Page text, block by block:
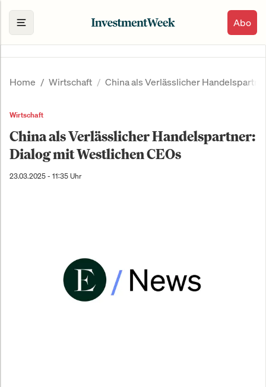
Abo
Home Wirtschaft China als Verlässlicher
Wirtschaft
China als Verlässlicher Handelspartner:
Dialog mit Westlichen CEOs
23.03.2025 - 11:35 Uhr